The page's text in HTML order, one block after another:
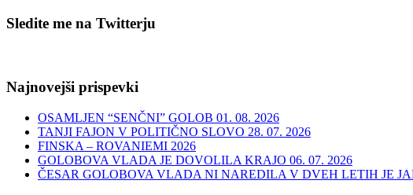
Sledite me na Twitterju
Najnovejši prispevki
OSAMLJEN “SENČNI” GOLOB 01. 08. 2026
TANJI FAJON V POLITIČNO SLOVO 28. 07. 2026
FINSKA – ROVANIEMI 2026
GOLOBOVA VLADA JE DOVOLILA KRAJO 06. 07. 2026
ČESAR GOLOBOVA VLADA NI NAREDILA V DVEH LETIH JE